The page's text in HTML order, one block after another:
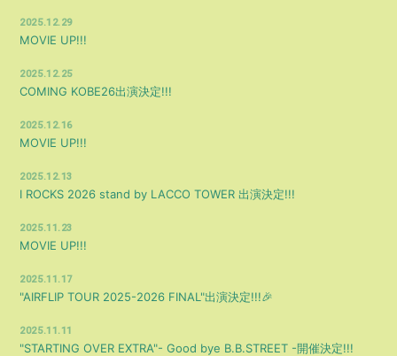
会員登録
2025.12.29
MOVIE UP!!!
2025.12.25
COMING KOBE26出演決定!!!
2025.12.16
MOVIE UP!!!
2025.12.13
I ROCKS 2026 stand by LACCO TOWER 出演決定!!!
2025.11.23
MOVIE UP!!!
2025.11.17
"AIRFLIP TOUR 2025-2026 FINAL"出演決定!!!🎉
2025.11.11
"STARTING OVER EXTRA"- Good bye B.B.STREET -開催決定!!!